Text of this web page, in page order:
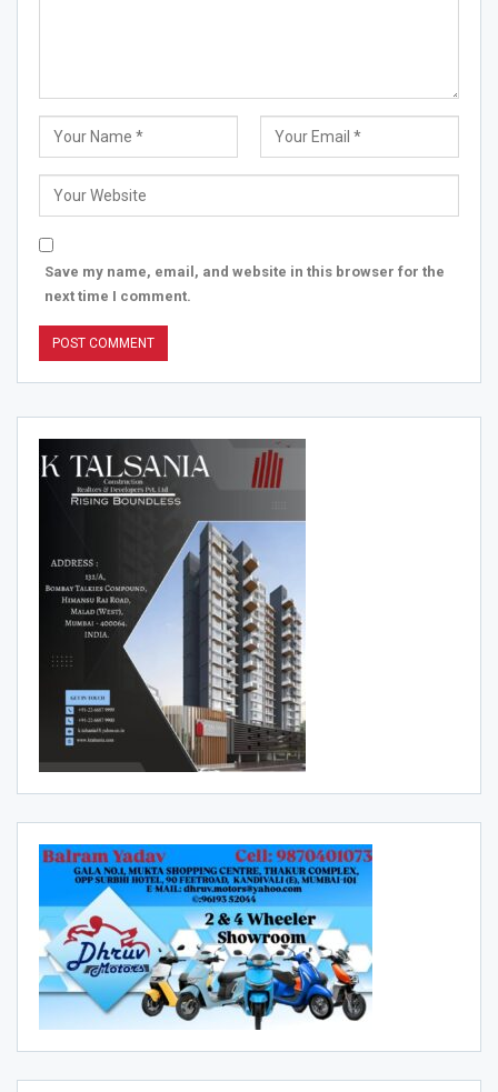
Save my name, email, and website in this browser for the
next time I comment.